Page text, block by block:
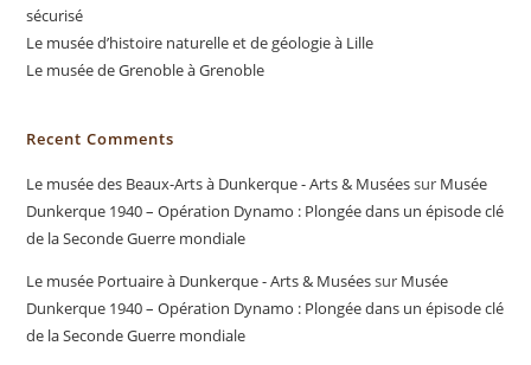
sécurisé
Le musée d’histoire naturelle et de géologie à Lille
Le musée de Grenoble à Grenoble
Recent Comments
Le musée des Beaux-Arts à Dunkerque - Arts & Muséessur Musée
Dunkerque 1940 – Opération Dynamo : Plongée dans un épisode clé
de la Seconde Guerre mondiale
Le musée Portuaire à Dunkerque - Arts & Muséessur Musée
Dunkerque 1940 – Opération Dynamo : Plongée dans un épisode clé
de la Seconde Guerre mondiale